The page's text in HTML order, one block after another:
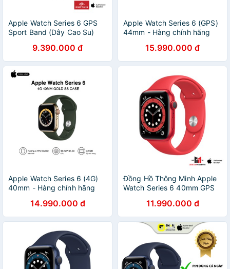
Apple Watch Series 6 GPS
Sport Band (Dây Cao Su)
9.390.000 đ
Apple Watch Series 6 (GPS)
44mm - Hàng chính hãng
15.990.000 đ
Apple Watch Series 6 (4G)
40mm - Hàng chính hãng
14.990.000 đ
Đồng Hồ Thông Minh Apple
Watch Series 6 40mm GPS
11.990.000 đ